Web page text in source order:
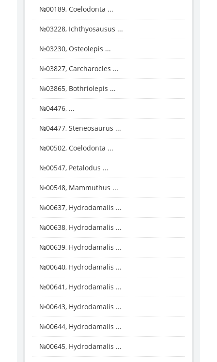
№00189, Coelodonta ...
№03228, Ichthyosausus ...
№03230, Osteolepis ...
№03827, Carcharocles ...
№03865, Bothriolepis ...
№04476, ...
№04477, Steneosaurus ...
№00502, Coelodonta ...
№00547, Petalodus ...
№00548, Mammuthus ...
№00637, Hydrodamalis ...
№00638, Hydrodamalis ...
№00639, Hydrodamalis ...
№00640, Hydrodamalis ...
№00641, Hydrodamalis ...
№00643, Hydrodamalis ...
№00644, Hydrodamalis ...
№00645, Hydrodamalis ...